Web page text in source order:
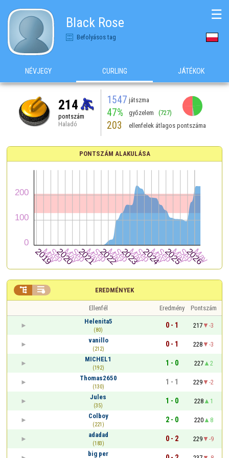
Black Rose
Befolyásos tag
☰
NÉVJEGY CURLING JÁTÉKOK
214
pontszám
Haladó
1547 játszma
47% győzelem (727)
203 ellenfelek átlagos pontszáma
PONTSZÁM ALAKULÁSA
EREDMÉNYEK
 
Ellenfél Eredmény
Pontszám
Helenita5
(80)
0 - 1 217
-3
vanillo
(212)
0 - 1 228
-3
MICHEL1
(192)
1 - 0 227
2
Thomas2650
(130)
1 - 1 229
-2
Jules
(35)
1 - 0 228
1
Colboy
(221)
2 - 0 220
8
adadad
(183)
0 - 2 229
-9
big per